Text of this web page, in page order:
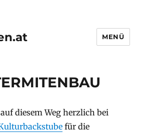
MENÜ
diesem Weg herzlich bei
für die